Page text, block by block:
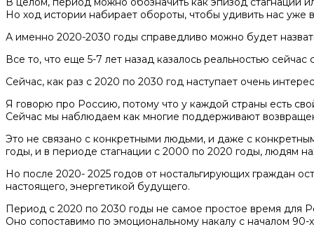
Но ход истории набирает обороты, чтобы удивить нас уже
А именно 2020-2030 годы справедливо можно будет
Все то, что еще 5-7 лет назад казалось реальностью
Сейчас, как раз с 2020 по 2030 год наступает очень
Я говорю про Россию, потому что у каждой страны есть
Сейчас мы наблюдаем как многие поддерживают
Это не связано с конкретными людьми, и даже с
годы, и в периоде стагнации с 2000 по 2020 годы, людям
Но после 2020- 2025 годов от ностальгирующих граждан
настоящего, энергетикой будущего.
Период с 2020 по 2030 годы не самое простое время для
Оно сопоставимо по эмоциональному накалу с началом 90-